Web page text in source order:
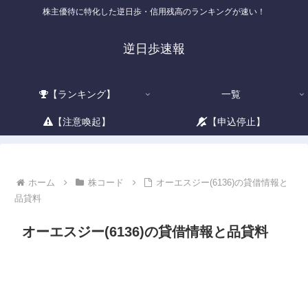
株主優待に特化した逆日歩・信用残高のランキングが速い！
逆日歩速報
【ランキング】 一覧
【注意喚起】 【申込停止】
ホーム 株コード
オーエスジー(6136)の貸借情報と
品貸料
オーエスジー(6136)の貸借情報と品貸料